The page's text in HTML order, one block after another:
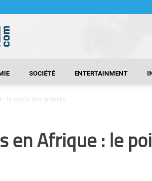
SOCIÉTÉ ENTERTAINMENT
: le poids des intérêts
en Afrique : le